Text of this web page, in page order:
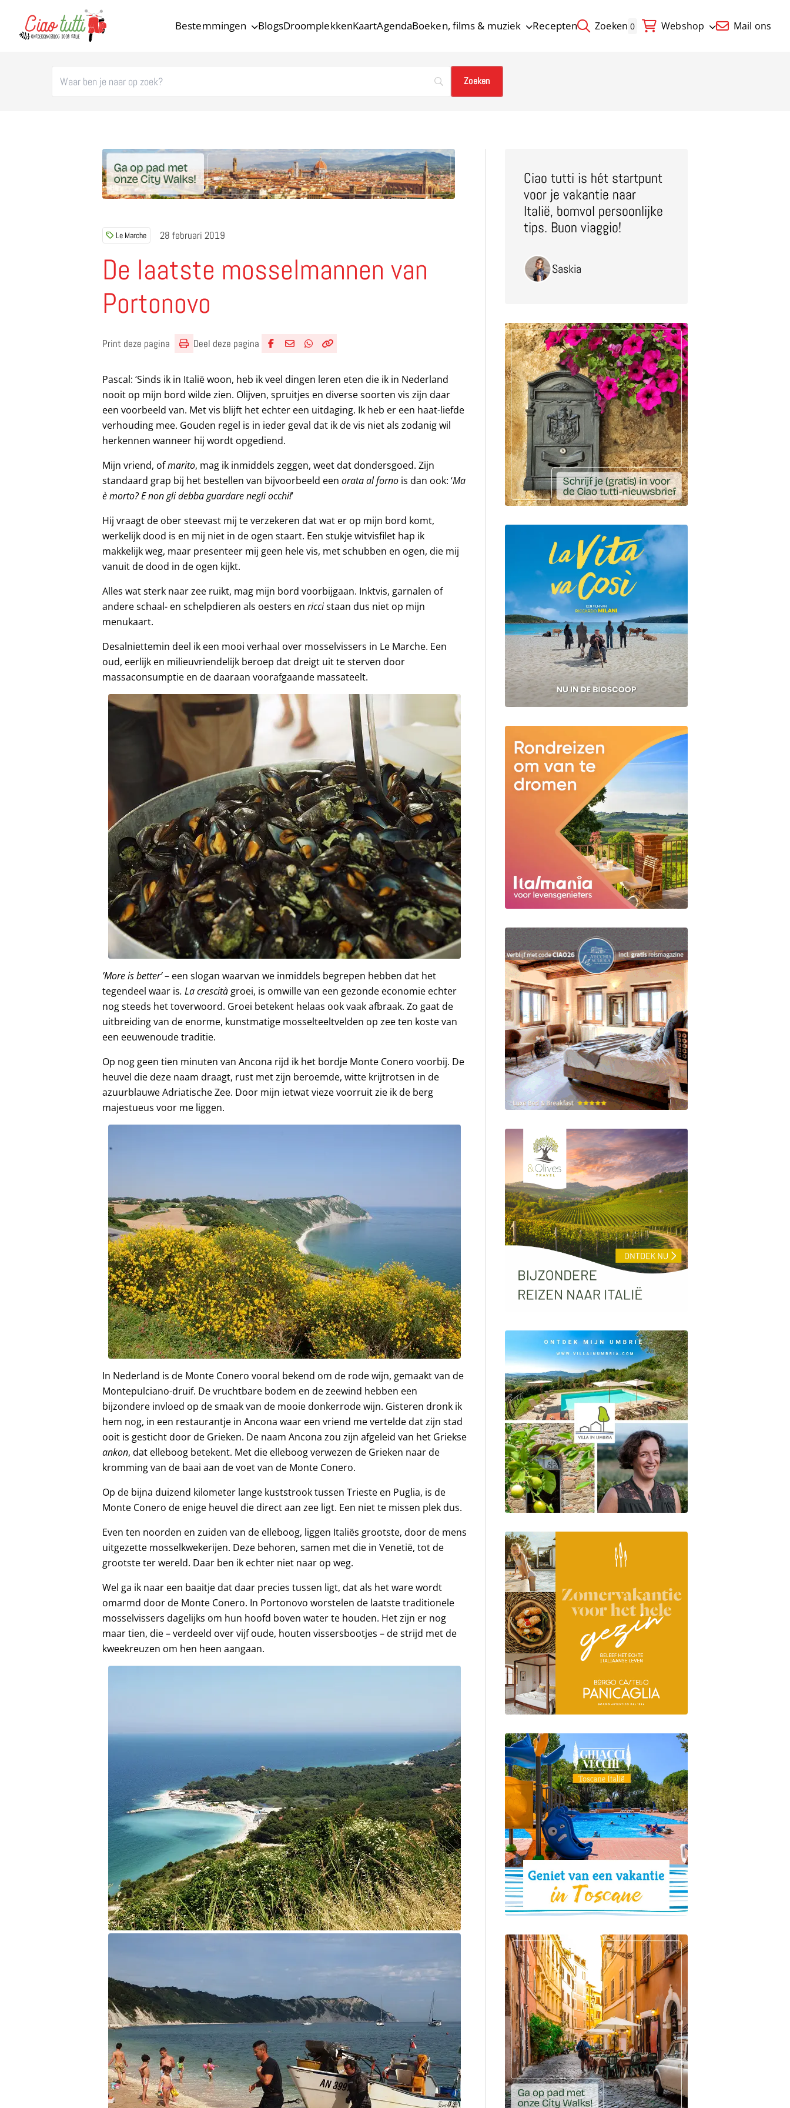
Bestemmingen BlogsDroomplekkenKaartAgendaBoeken, films & muziek Recepten Zoeken 0 Webshop Mail ons
Le Marche 28 februari 2019
De laatste mosselmannen van
Portonovo
Print deze pagina
Deel deze pagina
Pascal: ‘Sinds ik in Italië woon, heb ik veel dingen leren eten die ik in Nederland
nooit op mijn bord wilde zien. Olijven, spruitjes en diverse soorten vis zijn daar
een voorbeeld van. Met vis blijft het echter een uitdaging. Ik heb er een haat-liefde
verhouding mee. Gouden regel is in ieder geval dat ik de vis niet als zodanig wil
herkennen wanneer hij wordt opgediend.
Mijn vriend, ofmarito, mag ik inmiddels zeggen, weet dat dondersgoed. Zijn
standaard grap bij het bestellen van bijvoorbeeld eenorata al forno is dan ook: ‘Ma
è morto? E non gli debba guardare negli occhi!’
Hij vraagt de ober steevast mij te verzekeren dat wat er op mijn bord komt,
werkelijk dood is en mij niet in de ogen staart. Een stukje witvisfilet hap ik
makkelijk weg, maar presenteer mij geen hele vis, met schubben en ogen, die mij
vanuit de dood in de ogen kijkt.
Alles wat sterk naar zee ruikt, mag mijn bord voorbijgaan. Inktvis, garnalen of
andere schaal- en schelpdieren als oesters enriccistaan dus niet op mijn
menukaart.
Desalniettemin deel ik een mooi verhaal over mosselvissers in Le Marche. Een
oud, eerlijk en milieuvriendelijk beroep dat dreigt uit te sterven door
massaconsumptie en de daaraan voorafgaande massateelt.
’More is better’– een slogan waarvan we inmiddels begrepen hebben dat het
tegendeel waar is. La crescità groei, is omwille van een gezonde economie echter
nog steeds het toverwoord. Groei betekent helaas ook vaak afbraak. Zo gaat de
uitbreiding van de enorme, kunstmatige mosselteeltvelden op zee ten koste van
een eeuwenoude traditie.
Op nog geen tien minuten van Ancona rijd ik het bordje Monte Conero voorbij. De
heuvel die deze naam draagt, rust met zijn beroemde, witte krijtrotsen in de
azuurblauwe Adriatische Zee. Door mijn ietwat vieze voorruit zie ik de berg
majestueus voor me liggen.
In Nederland is de Monte Conero vooral bekend om de rode wijn, gemaakt van de
Montepulciano-druif. De vruchtbare bodem en de zeewind hebben een
bijzondere invloed op de smaak van de mooie donkerrode wijn. Gisteren dronk ik
hem nog, in een restaurantje in Ancona waar een vriend me vertelde dat zijn stad
ooit is gesticht door de Grieken. De naam Ancona zou zijn afgeleid van het Griekse
ankon, dat elleboog betekent. Met die elleboog verwezen de Grieken naar de
kromming van de baai aan de voet van de Monte Conero.
Op de bijna duizend kilometer lange kuststrook tussen Trieste en Puglia, is de
Monte Conero de enige heuvel die direct aan zee ligt. Een niet te missen plek dus.
Even ten noorden en zuiden van de elleboog, liggen Italiës grootste, door de mens
uitgezette mosselkwekerijen. Deze behoren, samen met die in Venetië, tot de
grootste ter wereld. Daar ben ik echter niet naar op weg.
Wel ga ik naar een baaitje dat daar precies tussen ligt, dat als het ware wordt
omarmd door de Monte Conero. In Portonovo worstelen de laatste traditionele
mosselvissers dagelijks om hun hoofd boven water te houden. Het zijn er nog
maar tien, die – verdeeld over vijf oude, houten vissersbootjes – de strijd met de
kweekreuzen om hen heen aangaan.
Ciao tutti is hét startpunt
voor je vakantie naar
Italië, bomvol persoonlijke
tips. Buon viaggio!
Saskia